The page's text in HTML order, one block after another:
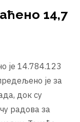
14,7
је 14.784.123
је за
док су
радова за